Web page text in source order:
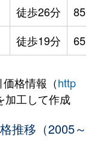
徒歩26分
85m²
徒歩19分 65m²
格情報（http
加工して作成
推移（2005～